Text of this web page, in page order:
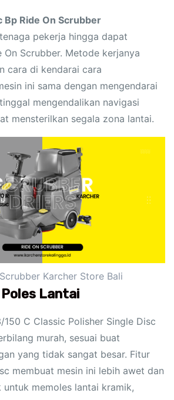
Bp Ride On Scrubber
pekerja hingga dapat
On Scrubber. Metode kerjanya
cara di kendarai cara
ini sama dengan mengendarai
mengendalikan navigasi
mensterilkan segala zona lantai.
Karcher Store Bali
Lantai
150 C Classic Polisher Single Disc
murah, sesuai buat
yang tidak sangat besar. Fitur
membuat mesin ini lebih awet dan
memoles lantai kramik,